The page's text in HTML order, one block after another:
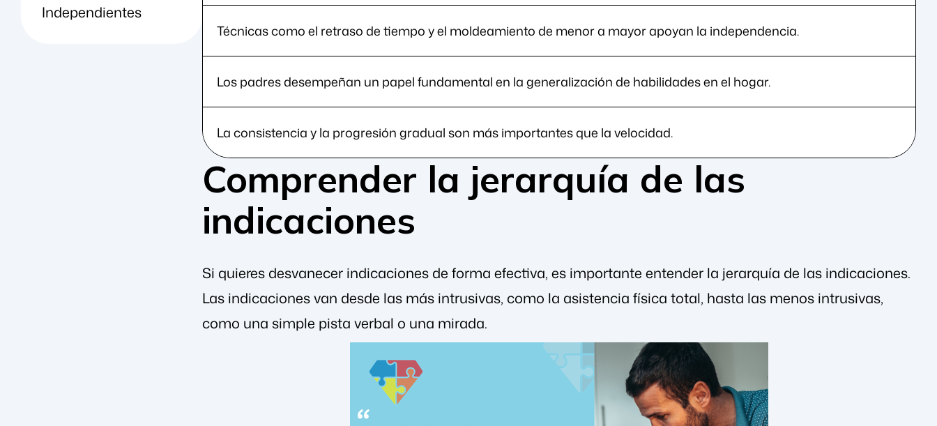
Independientes
Técnicas como el retraso de tiempo y el moldeamiento de menor a mayor apoyan la independencia.
Los padres desempeñan un papel fundamental en la generalización de habilidades en el hogar.
La consistencia y la progresión gradual son más importantes que la velocidad.
Comprender la jerarquía de las
indicaciones
Si quieres desvanecer indicaciones de forma efectiva, es importante entender la jerarquía de las indicaciones.
Las indicaciones van desde las más intrusivas, como la asistencia física total, hasta las menos intrusivas,
como una simple pista verbal o una mirada.